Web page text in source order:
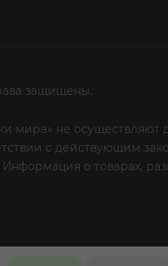
защищены.
мира» не
с действующим
о товарах,